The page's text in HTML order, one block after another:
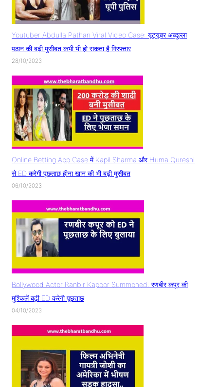
Youtuber Abdulla Pathan Viral Video Case: यूट्यूबर अब्दुल्ला
पठान की बढ़ी मुसीबत कभी भी हो सकता है गिरफ्तार
28/10/2023
Online Betting App Case में Kapil Sharma और Huma Qureshi
से ED करेगी पूछताछ हीना खान की भी बढ़ी मुसीबत
06/10/2023
Bollywood Actor Ranbir Kapoor Summoned: रणबीर कपूर की
मुश्किलें बढ़ी ED करेगी पूछताछ
04/10/2023